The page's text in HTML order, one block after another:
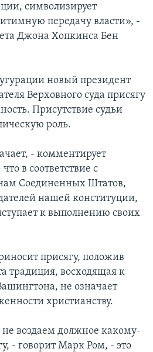
символизирует
передачу власти», -
Джона Хопкинса Бен
новый президент
Верховного суда присягу
Присутствие судьи
роль.
- комментирует
в соответствие с
Соединенных Штатов,
нашей конституции,
к выполнению своих
присягу, положив
традиция, восходящая к
не означает
христианству.
воздаем должное какому-
- говорит Марк Ром, - это